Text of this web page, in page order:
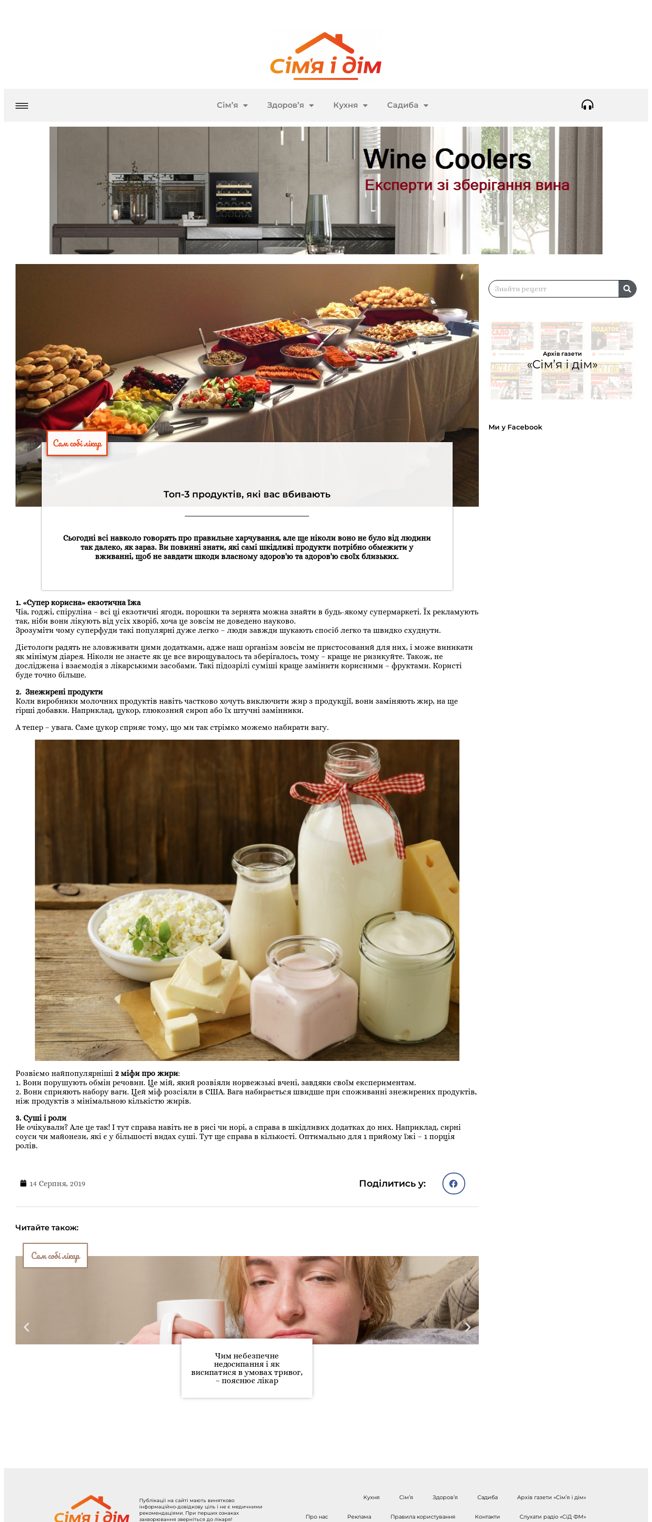
Сім’я Здоров’я Кухня Садиба
Сам собі лікар
Топ-3 продуктів, які вас вбивають
Сьогодні всі навколо говорять про правильне харчування, але ще ніколи воно не було від людини
так далеко, як зараз. Ви повинні знати, які самі шкідливі продукти потрібно обмежити у
вживанні, щоб не завдати шкоди власному здоров'ю та здоров'ю своїх близьких.
1. «Супер корисна» екзотична їжа
Чіа, годжі, спіруліна – всі ці екзотичні ягоди, порошки та зернята можна знайти в будь-якому супермаркеті. Їх рекламують
так, ніби вони лікують від усіх хворіб, хоча це зовсім не доведено науково.
Зрозуміти чому суперфуди такі популярні дуже легко – люди завжди шукають спосіб легко та швидко схуднути.
Дієтологи радять не зловживати цими додатками, адже наш організм зовсім не пристосований для них, і може виникати
як мінімум діарея. Ніколи не знаєте як це все вирощувалось та зберігалось, тому – краще не ризикуйте. Також, не
досліджена і взаємодія з лікарськими засобами. Такі підозрілі суміші краще замінити корисними – фруктами. Користі
буде точно більше.
2. Знежирені продукти
Коли виробники молочних продуктів навіть частково хочуть виключити жир з продукції, вони заміняють жир, на ще
гірші добавки. Наприклад, цукор, глюкозний сироп або їх штучні замінники.
А тепер – увага. Саме цукор сприяє тому, що ми так стрімко можемо набирати вагу.
Розвіємо найпопулярніші 2 міфи про жири:
1. Вони порушують обмін речовин. Це мій, який розвіяли норвежзькі вчені, завдяки своїм експериментам.
2. Вони сприяють набору ваги. Цей міф розсіяли в США. Вага набирається швидше при споживанні знежирених продуктів,
ніж продуктів з мінімальною кількістю жирів.
3. Суші і роли
Не очікували? Але це так! І тут справа навіть не в рисі чи норі, а справа в шкідливих додатках до них. Наприклад, сирні
соуси чи майонези, які є у більшості видах суші. Тут ще справа в кількості. Оптимально для 1 прийому їжі – 1 порція
ролів.
14 Серпня, 2019 Поділитись у:
Читайте також:
Сам собі лікар
Чим небезпечне
недосипання і як
висипатися в умовах тривог,
– пояснює лікар
Архів газети
«Сім’я і дім»
Ми у Facebook
Публікації на сайті мають винятково
інформаційно-довідкову ціль і не є медичними
рекомендаціями. При перших ознаках
захворювання зверніться до лікаря!
Кухня Сім’я Здоров’я Садиба Архів газети «Сім’я і дім»
Про нас Реклама Правила користування Контакти Слухати радіо «СіД ФМ»